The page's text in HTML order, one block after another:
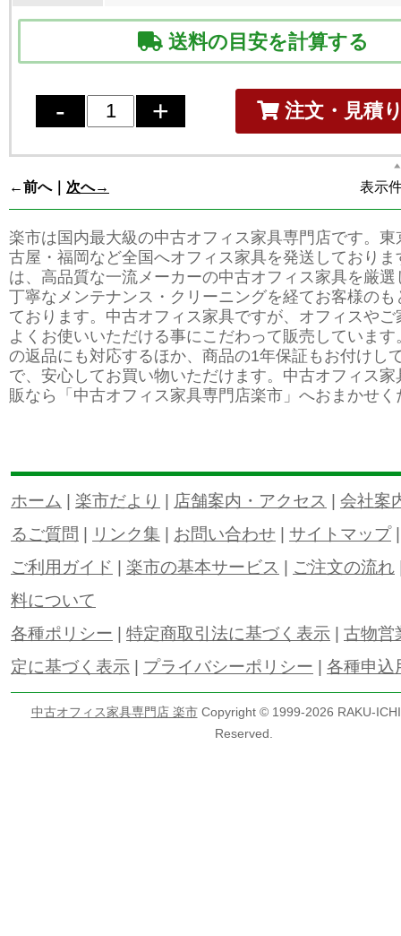
送料の目安を計算する
注文・見積
←前へ｜ 次へ→ 表示
楽市は国内最大級の中古オフィス家具専門店です。東
古屋・福岡など全国へオフィス家具を発送しておりま
は、高品質な一流メーカーの中古オフィス家具を厳選
丁寧なメンテナンス・クリーニングを経てお客様のも
ております。中古オフィス家具ですが、オフィスやご
よくお使いいただける事にこだわって販売していま
の返品にも対応するほか、商品の1年保証もお付けし
で、安心してお買い物いただけます。中古オフィス家
販なら「中古オフィス家具専門店楽市」へおまかせく
ホーム | 楽市だより | 店舗案内・アクセス | 会社案
るご質問 | リンク集 | お問い合わせ | サイトマップ
ご利用ガイド | 楽市の基本サービス | ご注文の流れ
料について
各種ポリシー | 特定商取引法に基づく表示 | 古物営
定に基づく表示 | プライバシーポリシー | 各種申込
中古オフィス家具専門店 楽市Copyright © 1999-2026 RAKU-
Reserved.